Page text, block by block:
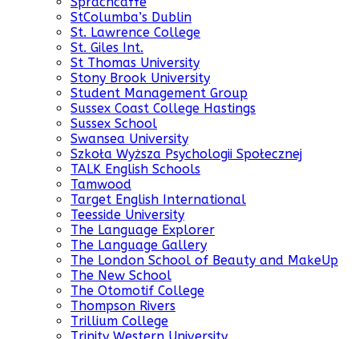
StColumba’s Dublin
St. Lawrence College
St. Giles Int.
St Thomas University
Stony Brook University
Student Management Group
Sussex Coast College Hastings
Sussex School
Swansea University
Szkoła Wyższa Psychologii Społecznej
TALK English Schools
Tamwood
Target English International
Teesside University
The Language Explorer
The Language Gallery
The London School of Beauty and MakeUp
The New School
The Otomotif College
Thompson Rivers
Trillium College